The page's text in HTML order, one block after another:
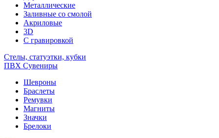
Металлические
Заливные со смолой
Акриловые
3D
C гравировкой
Стелы, статуэтки, кубки
ПВХ Сувениры
Шевроны
Браслеты
Ремувки
Магниты
Значки
Брелоки